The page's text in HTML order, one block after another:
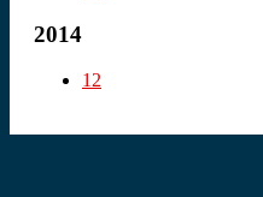
2014
12